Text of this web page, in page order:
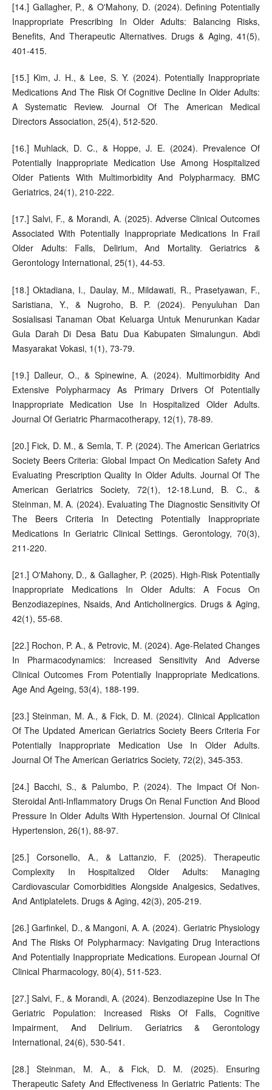
[14.] Gallagher, P., & O'Mahony, D. (2024). Defining Potentially
Inappropriate Prescribing In Older Adults: Balancing Risks,
Benefits, And Therapeutic Alternatives. Drugs & Aging, 41(5),
401-415.
[15.] Kim, J. H., & Lee, S. Y. (2024). Potentially Inappropriate
Medications And The Risk Of Cognitive Decline In Older Adults:
A Systematic Review. Journal Of The American Medical
Directors Association, 25(4), 512-520.
[16.] Muhlack, D. C., & Hoppe, J. E. (2024). Prevalence Of
Potentially Inappropriate Medication Use Among Hospitalized
Older Patients With Multimorbidity And Polypharmacy. BMC
Geriatrics, 24(1), 210-222.
[17.] Salvi, F., & Morandi, A. (2025). Adverse Clinical Outcomes
Associated With Potentially Inappropriate Medications In Frail
Older Adults: Falls, Delirium, And Mortality. Geriatrics &
Gerontology International, 25(1), 44-53.
[18.] Oktadiana, I., Daulay, M., Mildawati, R., Prasetyawan, F.,
Saristiana, Y., & Nugroho, B. P. (2024). Penyuluhan Dan
Sosialisasi Tanaman Obat Keluarga Untuk Menurunkan Kadar
Gula Darah Di Desa Batu Dua Kabupaten Simalungun. Abdi
Masyarakat Vokasi, 1(1), 73-79.
[19.] Dalleur, O., & Spinewine, A. (2024). Multimorbidity And
Extensive Polypharmacy As Primary Drivers Of Potentially
Inappropriate Medication Use In Hospitalized Older Adults.
Journal Of Geriatric Pharmacotherapy, 12(1), 78-89.
[20.] Fick, D. M., & Semla, T. P. (2024). The American Geriatrics
Society Beers Criteria: Global Impact On Medication Safety And
Evaluating Prescription Quality In Older Adults. Journal Of The
American Geriatrics Society, 72(1), 12-18.Lund, B. C., &
Steinman, M. A. (2024). Evaluating The Diagnostic Sensitivity Of
The Beers Criteria In Detecting Potentially Inappropriate
Medications In Geriatric Clinical Settings. Gerontology, 70(3),
211-220.
[21.] O'Mahony, D., & Gallagher, P. (2025). High-Risk Potentially
Inappropriate Medications In Older Adults: A Focus On
Benzodiazepines, Nsaids, And Anticholinergics. Drugs & Aging,
42(1), 55-68.
[22.] Rochon, P. A., & Petrovic, M. (2024). Age-Related Changes
In Pharmacodynamics: Increased Sensitivity And Adverse
Clinical Outcomes From Potentially Inappropriate Medications.
Age And Ageing, 53(4), 188-199.
[23.] Steinman, M. A., & Fick, D. M. (2024). Clinical Application
Of The Updated American Geriatrics Society Beers Criteria For
Potentially Inappropriate Medication Use In Older Adults.
Journal Of The American Geriatrics Society, 72(2), 345-353.
[24.] Bacchi, S., & Palumbo, P. (2024). The Impact Of Non-
Steroidal Anti-Inflammatory Drugs On Renal Function And Blood
Pressure In Older Adults With Hypertension. Journal Of Clinical
Hypertension, 26(1), 88-97.
[25.] Corsonello, A., & Lattanzio, F. (2025). Therapeutic
Complexity In Hospitalized Older Adults: Managing
Cardiovascular Comorbidities Alongside Analgesics, Sedatives,
And Antiplatelets. Drugs & Aging, 42(3), 205-219.
[26.] Garfinkel, D., & Mangoni, A. A. (2024). Geriatric Physiology
And The Risks Of Polypharmacy: Navigating Drug Interactions
And Potentially Inappropriate Medications. European Journal Of
Clinical Pharmacology, 80(4), 511-523.
[27.] Salvi, F., & Morandi, A. (2024). Benzodiazepine Use In The
Geriatric Population: Increased Risks Of Falls, Cognitive
Impairment, And Delirium. Geriatrics & Gerontology
International, 24(6), 530-541.
[28.] Steinman, M. A., & Fick, D. M. (2025). Ensuring
Therapeutic Safety And Effectiveness In Geriatric Patients: The